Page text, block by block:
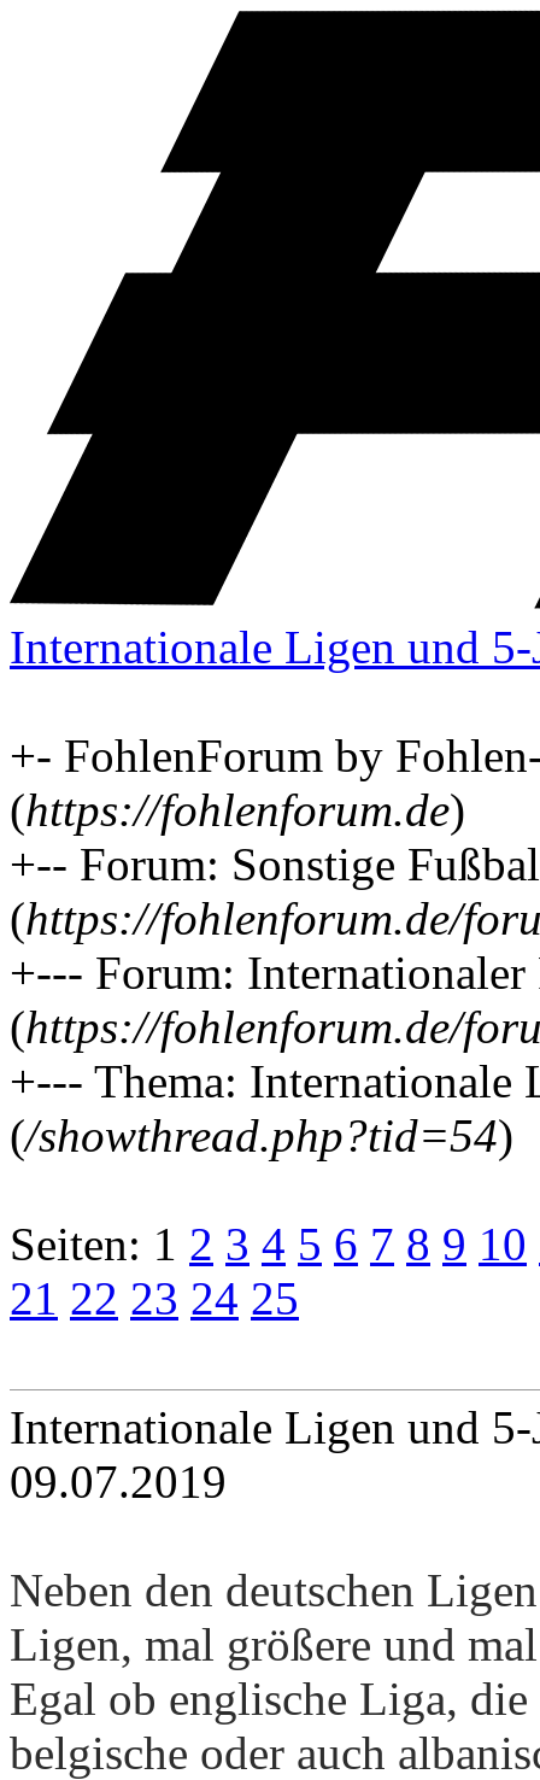
Internationale Ligen und 5-
+- FohlenForum by
(https://fohlenforum.de)
+-- Forum: Sonstige
(https://fohlenforum.de/
+--- Forum: Internationaler
(https://fohlenforum.de/
+--- Thema: Internationale
(/showthread.php?tid=54)
Seiten: 1 2 3 4 5 6 7 8 9 10
21 22 23 24 25
Internationale Ligen und
09.07.2019
Neben den deutschen
Ligen, mal größere und
Egal ob englische Liga,
belgische oder auch